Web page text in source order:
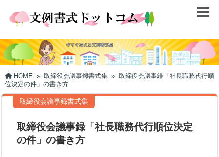
HOME » 取締役会議事録書式集 » 取締役会議事録「社長職務代行順
位決定の件」の書き方
取締役会議事録書式集
取締役会議事録「社長職務代行順位決定
の件」の書き方